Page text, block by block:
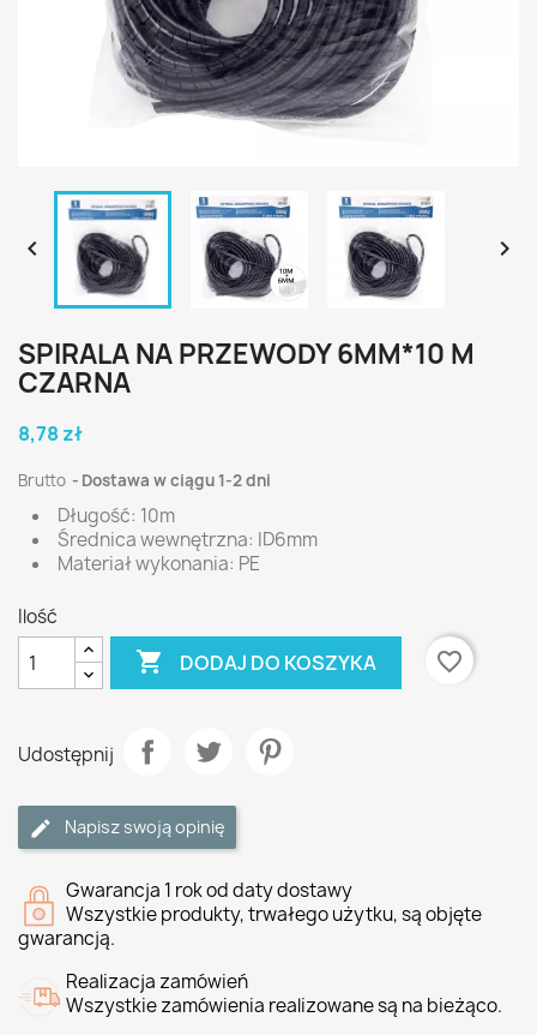
 
SPIRALA NA PRZEWODY 6MM*10 M
CZARNA
8,78 zł
Brutto Dostawa w ciągu 1-2 dni
Długość: 10m
Średnica wewnętrzna: ID6mm
Materiał wykonania: PE
Ilość
 DODAJ DO KOSZYKA favorite_border
Udostępnij
Napisz swoją opinię
Gwarancja 1 rok od daty dostawy
Wszystkie produkty, trwałego użytku, są objęte
gwarancją.
Realizacja zamówień
Wszystkie zamówienia realizowane są na bieżąco.